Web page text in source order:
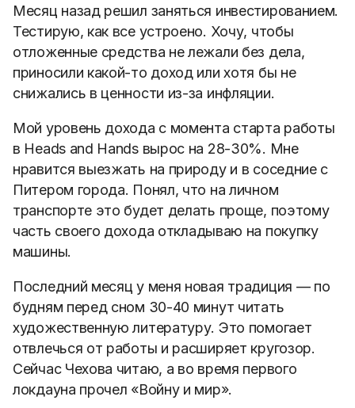
Месяц назад решил заняться инвестированием.
Тестирую, как все устроено. Хочу, чтобы
отложенные средства не лежали без дела,
приносили какой-то доход или хотя бы не
снижались в ценности из-за инфляции.
Мой уровень дохода с момента старта работы
в Heads and Hands вырос на 28-30%. Мне
нравится выезжать на природу и в соседние с
Питером города. Понял, что на личном
транспорте это будет делать проще, поэтому
часть своего дохода откладываю на покупку
машины.
Последний месяц у меня новая традиция — по
будням перед сном 30-40 минут читать
художественную литературу. Это помогает
отвлечься от работы и расширяет кругозор.
Сейчас Чехова читаю, а во время первого
локдауна прочел «Войну и мир».